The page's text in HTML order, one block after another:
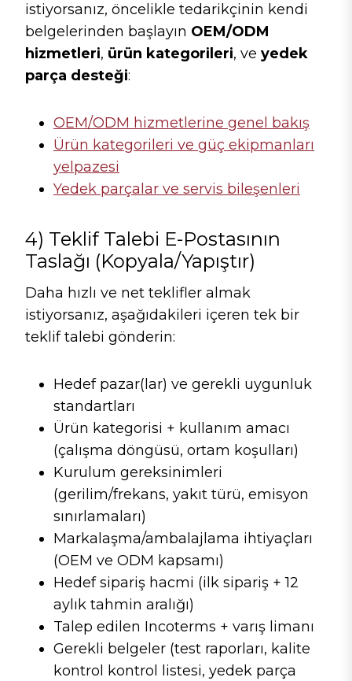
istiyorsanız, öncelikle tedarikçinin kendi
belgelerinden başlayın OEM/ODM
hizmetleri, ürün kategorileri, ve yedek
parça desteği:
OEM/ODM hizmetlerine genel bakış
Ürün kategorileri ve güç ekipmanları
yelpazesi
Yedek parçalar ve servis bileşenleri
4) Teklif Talebi E-Postasının
Taslağı (kopyala/yapıştır)
Daha hızlı ve net teklifler almak
istiyorsanız, aşağıdakileri içeren tek bir
teklif talebi gönderin:
Hedef pazar(lar) ve gerekli uygunluk
standartları
Ürün kategorisi + kullanım amacı
(çalışma döngüsü, ortam koşulları)
Kurulum gereksinimleri
(gerilim/frekans, yakıt türü, emisyon
sınırlamaları)
Markalaşma/ambalajlama ihtiyaçları
(OEM ve ODM kapsamı)
Hedef sipariş hacmi (ilk sipariş + 12
aylık tahmin aralığı)
Talep edilen Incoterms + varış limanı
Gerekli belgeler (test raporları, kalite
kontrol kontrol listesi, yedek parça